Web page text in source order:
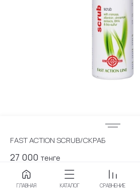
FAST ACTION SCRUB/СКРАБ
27 000 тенге
Оставить заявку
ГЛАВНАЯ КАТАЛОГ СРАВНЕНИЕ